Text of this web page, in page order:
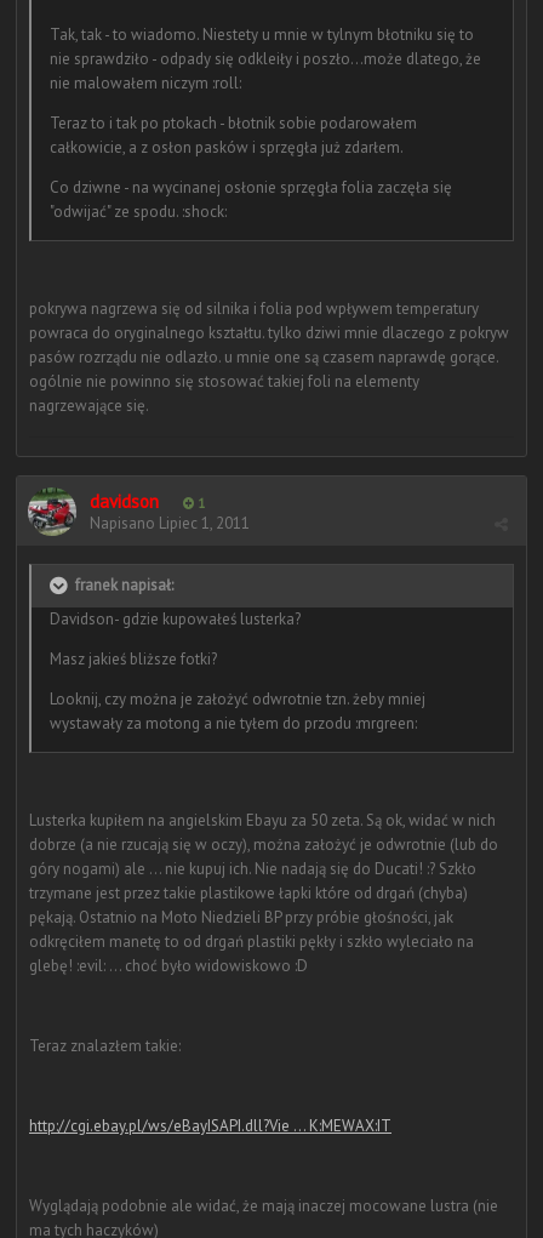
Tak, tak - to wiadomo. Niestety u mnie w tylnym błotniku się to
nie sprawdziło - odpady się odkleiły i poszło...może dlatego, że
nie malowałem niczym :roll:
Teraz to i tak po ptokach - błotnik sobie podarowałem
całkowicie, a z osłon pasków i sprzęgła już zdarłem.
Co dziwne - na wycinanej osłonie sprzęgła folia zaczęła się
"odwijać" ze spodu. :shock:
pokrywa nagrzewa się od silnika i folia pod wpływem temperatury
powraca do oryginalnego kształtu. tylko dziwi mnie dlaczego z pokryw
pasów rozrządu nie odlazło. u mnie one są czasem naprawdę gorące.
ogólnie nie powinno się stosować takiej foli na elementy
nagrzewające się.
davidson 1
Napisano Lipiec 1, 2011
franek napisał:
Davidson- gdzie kupowałeś lusterka?
Masz jakieś bliższe fotki?
Looknij, czy można je założyć odwrotnie tzn. żeby mniej
wystawały za motong a nie tyłem do przodu :mrgreen:
Lusterka kupiłem na angielskim Ebayu za 50 zeta. Są ok, widać w nich
dobrze (a nie rzucają się w oczy), można założyć je odwrotnie (lub do
góry nogami) ale ... nie kupuj ich. Nie nadają się do Ducati! :? Szkło
trzymane jest przez takie plastikowe łapki które od drgań (chyba)
pękają. Ostatnio na Moto Niedzieli BP przy próbie głośności, jak
odkręciłem manetę to od drgań plastiki pękły i szkło wyleciało na
glebę! :evil: ... choć było widowiskowo :D
Teraz znalazłem takie:
http://cgi.ebay.pl/ws/eBayISAPI.dll?Vie ... K:MEWAX:IT
Wyglądają podobnie ale widać, że mają inaczej mocowane lustra (nie
ma tych haczyków)